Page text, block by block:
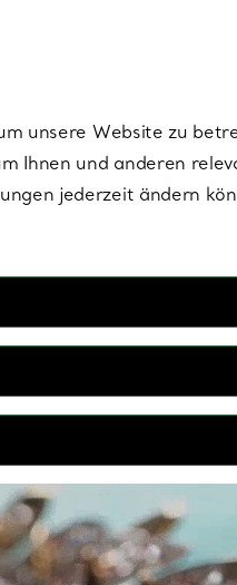
Elsa Peretti®
unsere Website zu
Ihnen und anderen
jederzeit ändern